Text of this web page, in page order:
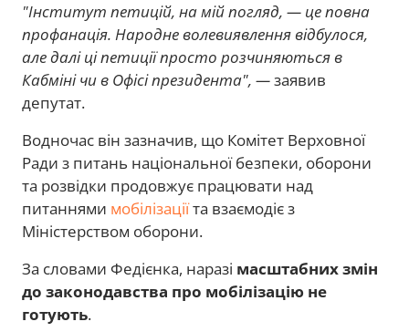
"Інститут петицій, на мій погляд, — це повна
профанація. Народне волевиявлення відбулося,
але далі ці петиції просто розчиняються в
Кабміні чи в Офісі президента", —заявив
депутат.
Водночас він зазначив, що Комітет Верховної
Ради з питань національної безпеки, оборони
та розвідки продовжує працювати над
питаннями мобілізаціїта взаємодіє з
Міністерством оборони.
За словами Федієнка, наразі масштабних змін
до законодавства про мобілізацію не
готують.